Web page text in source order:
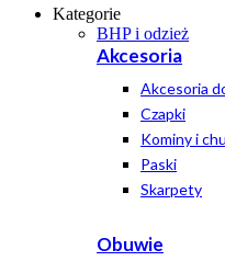
Kategorie
BHP i odzież
Akcesoria
Akcesoria
Czapki
Kominy i
Paski
Skarpety
Obuwie